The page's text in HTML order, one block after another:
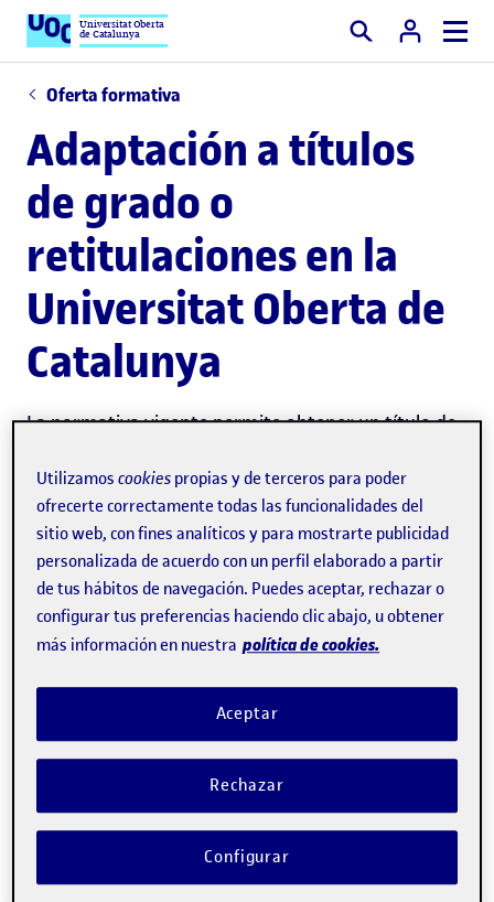
Universitat Oberta
de Catalunya Buscar
Oferta formativa
Adaptación a títulos
de grado o
retitulaciones en la
Universitat Oberta de
Catalunya
La normativa vigente permite obtener un título de
educación superior, Plan de Bolonia)cursando
únicamente una partede los 240 créditos ECTS que
lo componen, si se convalidan el resto de los
créditos a partir de una titulación universitaria
oficial equivalente que se haya obtenido antes.
Además de la citada convalidación, pueden
reconocerse créditos por la experiencia profesional
y el nivel de idiomas que se pruebe de forma oficial.
Retitulaciones ofrecidas por la UOC
Utilizamoscookies propias y de terceros para poder
ofrecerte correctamente todas las funcionalidades del
sitio web, con fines analíticos y para mostrarte publicidad
personalizada de acuerdo con un perfil elaborado a partir
de tus hábitos de navegación. Puedes aceptar, rechazar o
configurar tus preferencias haciendo clic abajo, u obtener
más información en nuestra política de cookies.
Rechazar
Aceptar
Configurar